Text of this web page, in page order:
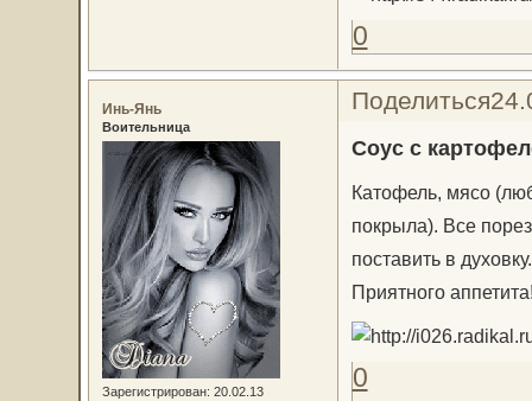
0
Поделиться
Инь-Янь
Воительница
Зарегистрирован: 20.02.13
Соус с
Катофель, мясо
покрыла). Все
поставить в духовку.
Приятного
0